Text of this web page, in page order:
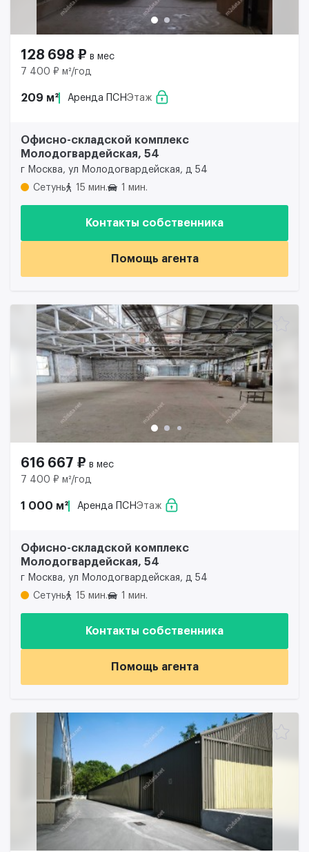
128 698 ₽ в мес
7 400 ₽ м²/год
209 м² Аренда ПСНЭтаж
Офисно-складской комплекс
Молодогвардейская, 54
г Москва, ул Молодогвардейская, д 54
Сетунь
15 мин. 1 мин.
Контакты собственника
Помощь агента
616 667 ₽ в мес
7 400 ₽ м²/год
1 000 м² Аренда ПСНЭтаж
Офисно-складской комплекс
Молодогвардейская, 54
г Москва, ул Молодогвардейская, д 54
Сетунь
15 мин. 1 мин.
Контакты собственника
Помощь агента